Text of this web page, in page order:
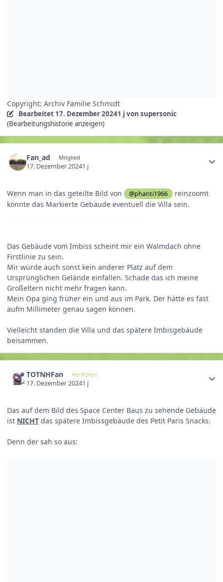
Copyright: Archiv Familie Schmidt
Bearbeitet 17. Dezember 20241 j von supersonic
(Bearbeitungshistorie anzeigen)
Fan_ad Mitglied
17. Dezember 20241 j
Wenn man in das geteilte Bild von @phanti1966
reinzoomt
könnte das Markierte Gebäude eventuell die Villa sein.
Das Gebäude vom Imbiss scheint mir ein Walmdach ohne
Firstlinie zu sein.
Mir würde auch sonst kein anderer Platz auf dem
Ursprünglichen Gelände einfallen. Schade das ich meine
Großeltern nicht mehr fragen kann.
Mein Opa ging früher ein und aus im Park. Der hätte es fast
aufm Millimeter genau sagen können.
Vielleicht standen die Villa und das spätere Imbisgebäude
beisammen.
TOTNHFan Verifiziert
17. Dezember 20241 j
Das auf dem Bild des Space Center Baus zu sehende Gebäude
ist NICHT das spätere Imbissgebäude des Petit Paris Snacks.
Denn der sah so aus: